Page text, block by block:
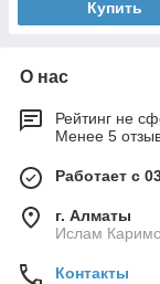
Купить
О нас
Рейтинг не
Менее 5
Работает с
г. Алматы
Ислам
Контакты